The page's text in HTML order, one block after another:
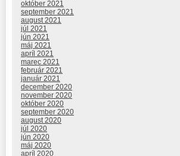
október 2021
september 2021
august 2021
júl 2021
jún 2021
máj 2021
apríl 2021
marec 2021
február 2021
január 2021
december 2020
november 2020
október 2020
september 2020
august 2020
júl 2020
jún 2020
máj 2020
apríl 2020